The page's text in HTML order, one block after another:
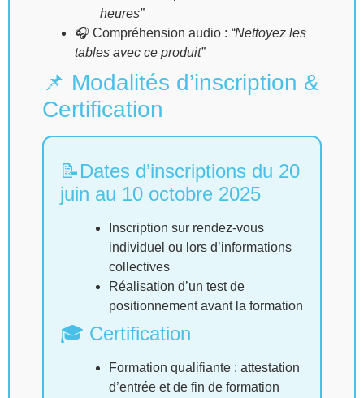
___ heures”
🎧 Compréhension audio : “Nettoyez les
tables avec ce produit”
📌 Modalités d’inscription &
Certification
📝Dates d’inscriptions du 20
juin au 10 octobre 2025
Inscription sur rendez-vous
individuel ou lors d’informations
collectives
Réalisation d’un test de
positionnement avant la formation
🎓 Certification
Formation qualifiante : attestation
d’entrée et de fin de formation